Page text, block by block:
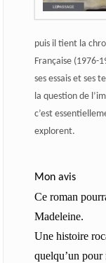
puis il tient la
Française (1976-
ses essais et ses
la question de
c’est
explorent.
Mon avis
Ce roman
Madeleine.
Une histoire
quelqu’un pour